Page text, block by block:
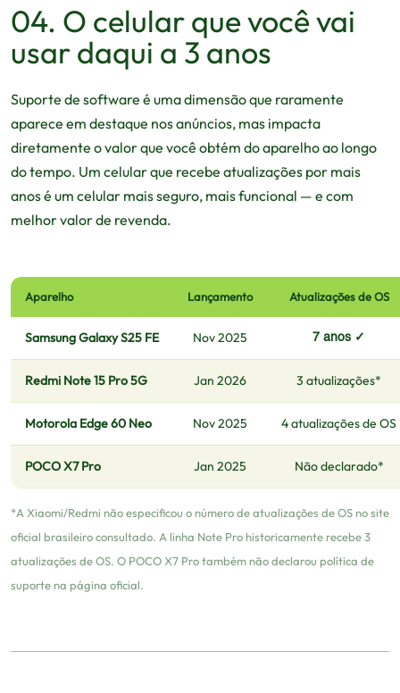
04. O celular que você vai
usar daqui a 3 anos
Suporte de software é uma dimensão que raramente
aparece em destaque nos anúncios, mas impacta
diretamente o valor que você obtém do aparelho ao longo
do tempo. Um celular que recebe atualizações por mais
anos é um celular mais seguro, mais funcional — e com
melhor valor de revenda.
Aparelho Lançamento Atualizações de OS
Samsung Galaxy S25 FE Nov 2025 7 anos ✓
Redmi Note 15 Pro 5G Jan 2026 3 atualizações*
Motorola Edge 60 Neo Nov 2025 4 atualizações de OS
POCO X7 Pro Jan 2025 Não declarado*
*A Xiaomi/Redmi não especificou o número de atualizações de OS no site
oficial brasileiro consultado. A linha Note Pro historicamente recebe 3
atualizações de OS. O POCO X7 Pro também não declarou política de
suporte na página oficial.